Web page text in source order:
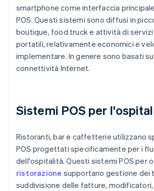
smartphone come interfaccia
POS. Questi sistemi sono diffusi in
boutique, food truck e attività di
portatili, relativamente economici e
implementare. In genere sono basati
connettività Internet.
Sistemi POS per
Ristoranti, bar e caffetterie utilizzano
POS progettati specificamente per i
dell'ospitalità. Questi sistemi POS per
ristorazione supportano gestione dei
suddivisione delle fatture,